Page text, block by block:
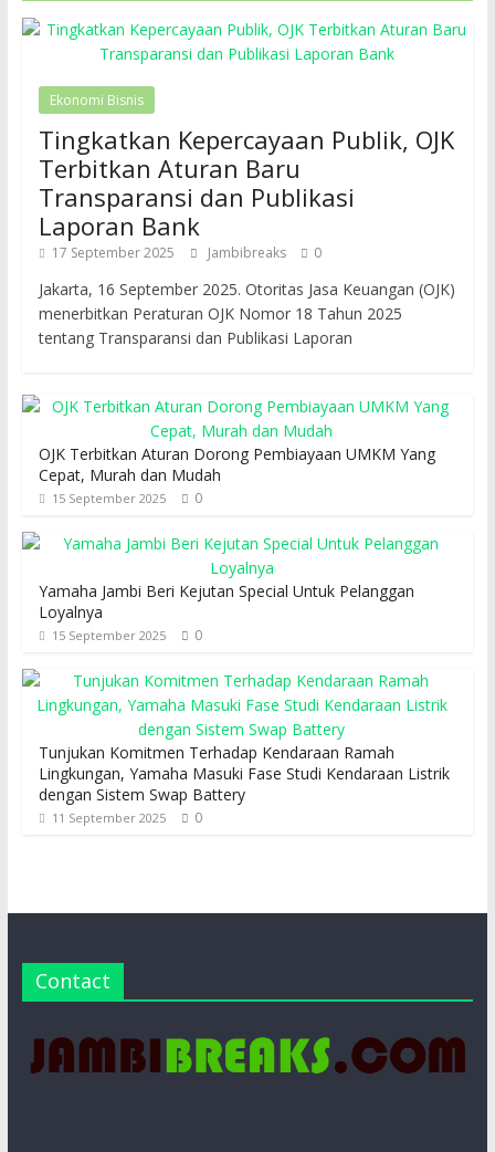
Ekonomi Bisnis
Tingkatkan Kepercayaan Publik, OJK
Terbitkan Aturan Baru
Transparansi dan Publikasi
Laporan Bank
17 September 2025 Jambibreaks 0
Jakarta, 16 September 2025. Otoritas Jasa Keuangan (OJK)
menerbitkan Peraturan OJK Nomor 18 Tahun 2025
tentang Transparansi dan Publikasi Laporan
OJK Terbitkan Aturan Dorong Pembiayaan UMKM Yang
Cepat, Murah dan Mudah
15 September 2025 0
Yamaha Jambi Beri Kejutan Special Untuk Pelanggan
Loyalnya
15 September 2025 0
Tunjukan Komitmen Terhadap Kendaraan Ramah
Lingkungan, Yamaha Masuki Fase Studi Kendaraan Listrik
dengan Sistem Swap Battery
11 September 2025 0
Contact